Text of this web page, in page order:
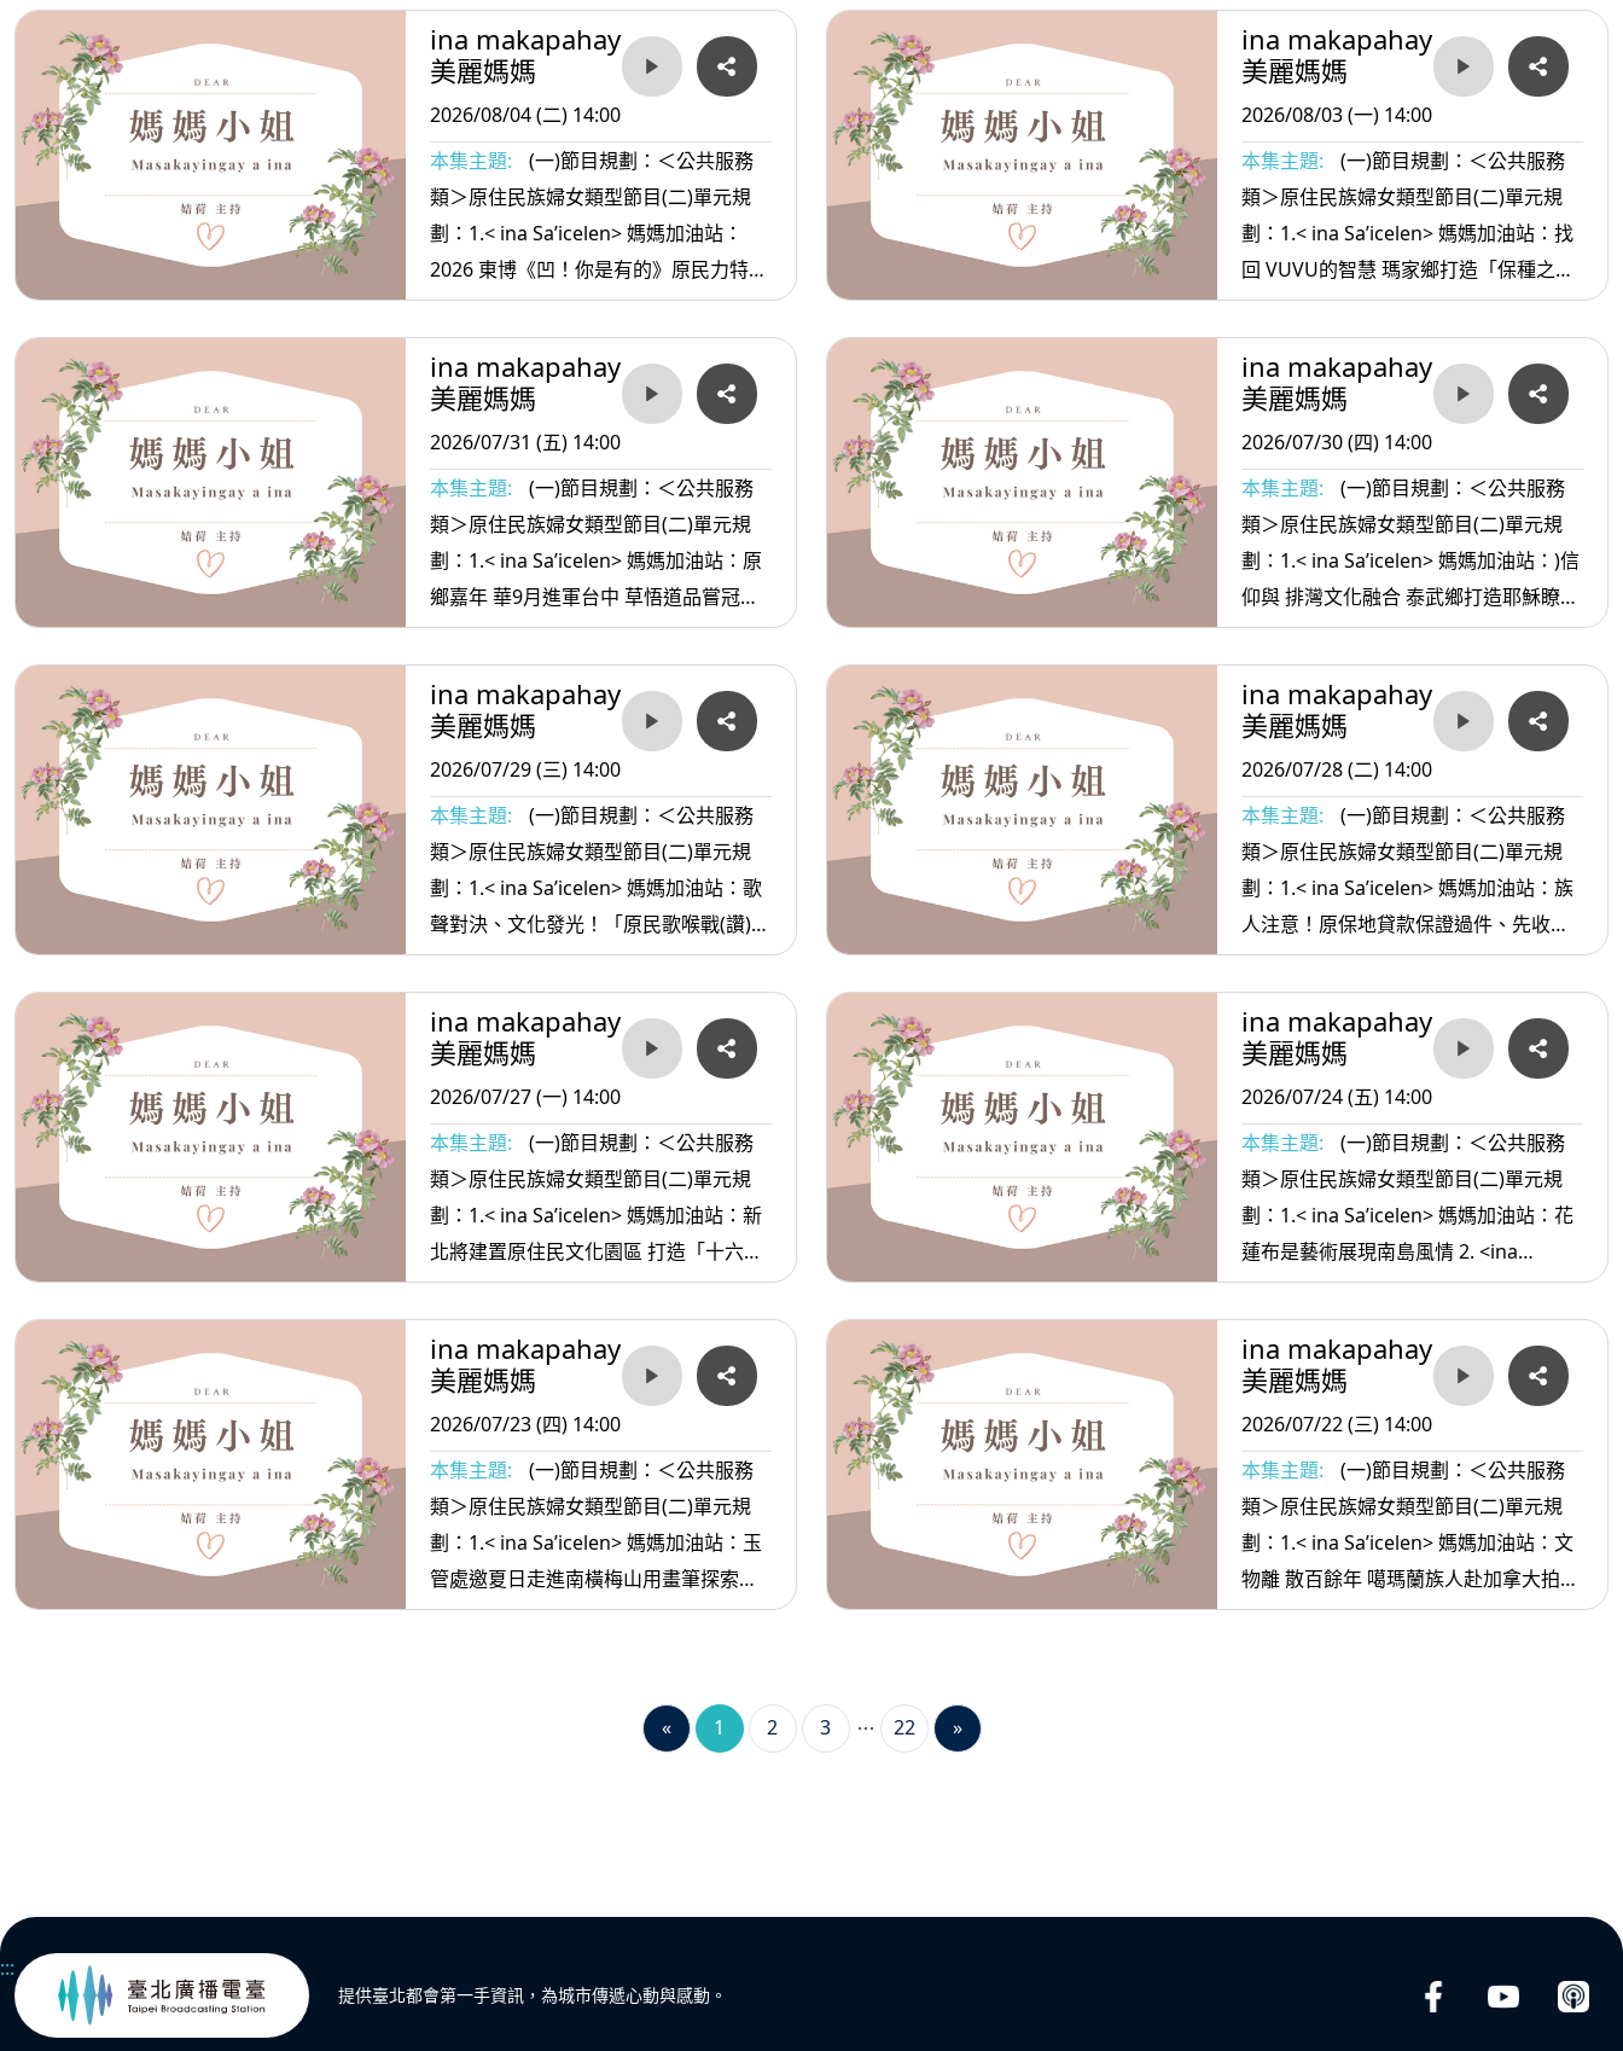
oradiw> 媽媽愛唱歌：他的日子+勇敢
3.< ina Masa’sa >媽媽放輕鬆:情緒穩定
的方法
字+守著你 3.< ina Masa’sa >媽媽放輕
鬆:當你越來越順利時
ina makapahay
美麗媽媽
2026/08/04 (二) 14:00
本集主題:
(一)節目規劃：＜公共服務
類＞原住民族婦女類型節目(二)單元規
劃：1.< ina Sa’icelen> 媽媽加油站：
2026 東博《凹！你是有的》原民力特展
用AI音樂 與共創席捲台東夏天 2. <ina
oradiw> 媽媽愛唱歌：你是誰的孩子+聚
會歌 3.< ina Masa’sa >媽媽放輕鬆:夫 妻
之間對話很重要
ina makapahay
美麗媽媽
2026/08/03 (一) 14:00
本集主題:
(一)節目規劃：＜公共服務
類＞原住民族婦女類型節目(二)單元規
劃：1.< ina Sa’icelen> 媽媽加油站：找
回 VUVU的智慧 瑪家鄉打造「保種之鄉
2. <ina oradiw> 媽媽愛唱歌:像帽子一樣
+花 3.< ina Masa’sa >媽媽放輕鬆:別委
屈 自己
ina makapahay
美麗媽媽
2026/07/31 (五) 14:00
本集主題:
(一)節目規劃：＜公共服務
類＞原住民族婦女類型節目(二)單元規
劃：1.< ina Sa’icelen> 媽媽加油站：原
鄉嘉年 華9月進軍台中 草悟道品嘗冠軍
段木菇 2. <ina oradiw> 媽媽愛唱歌：痛
啊痛+父親的父親 3.< ina Masa’sa >媽
媽放輕鬆:一生都還不完的人情
ina makapahay
美麗媽媽
2026/07/30 (四) 14:00
本集主題:
(一)節目規劃：＜公共服務
類＞原住民族婦女類型節目(二)單元規
劃：1.< ina Sa’icelen> 媽媽加油站：)信
仰與 排灣文化融合 泰武鄉打造耶穌瞭望
台 部落新地標 2. <ina oradiw> 媽媽愛
唱歌：大小獵人+大樹 3.< ina Masa’sa
>媽媽放輕鬆:朋友要慎選
ina makapahay
美麗媽媽
2026/07/29 (三) 14:00
本集主題:
(一)節目規劃：＜公共服務
類＞原住民族婦女類型節目(二)單元規
劃：1.< ina Sa’icelen> 媽媽加油站：歌
聲對決、文化發光！「原民歌喉戰(讚)」
熱血開唱 串聯谷關原民市集與原流新創
聚落 打造原民文化產業新舞台 2. <ina
oradiw> 媽媽愛唱歌：母親的話+-兒時
路 3.< ina Masa’sa >媽媽放輕鬆:不要深
交的朋友
ina makapahay
美麗媽媽
2026/07/28 (二) 14:00
本集主題:
(一)節目規劃：＜公共服務
類＞原住民族婦女類型節目(二)單元規
劃：1.< ina Sa’icelen> 媽媽加油站：族
人注意！原保地貸款保證過件、先收費
都是詐騙 2. <ina oradiw> 媽媽愛唱歌：
美麗的茉莉花+如果只如果 3.< ina
Masa’sa >媽媽放輕鬆:人的磁場很奇怪
ina makapahay
美麗媽媽
2026/07/27 (一) 14:00
本集主題:
(一)節目規劃：＜公共服務
類＞原住民族婦女類型節目(二)單元規
劃：1.< ina Sa’icelen> 媽媽加油站：新
北將建置原住民文化園區 打造「十六族
文化村」 2. <ina oradiw> 媽媽愛唱歌：
御風而行+河岸 3.< ina Masa’sa >媽媽
放輕鬆:好運的人
ina makapahay
美麗媽媽
2026/07/24 (五) 14:00
本集主題:
(一)節目規劃：＜公共服務
類＞原住民族婦女類型節目(二)單元規
劃：1.< ina Sa’icelen> 媽媽加油站：花
蓮布是藝術展現南島風情 2. <ina
oradiw> 媽媽愛唱歌：海洋到底+彩虹
3.< ina Masa’sa >媽媽放輕鬆:真正強大
的人
ina makapahay
美麗媽媽
2026/07/23 (四) 14:00
本集主題:
(一)節目規劃：＜公共服務
類＞原住民族婦女類型節目(二)單元規
劃：1.< ina Sa’icelen> 媽媽加油站：玉
管處邀夏日走進南橫梅山用畫筆探索自
然 2. <ina oradiw> 媽媽愛唱歌：哪什麼
ina makapahay
美麗媽媽
2026/07/22 (三) 14:00
本集主題:
(一)節目規劃：＜公共服務
類＞原住民族婦女類型節目(二)單元規
劃：1.< ina Sa’icelen> 媽媽加油站：文
物離 散百餘年 噶瑪蘭族人赴加拿大拍紀
錄片 2. <ina oradiw> 媽媽愛唱歌：回家
« 1 2 3 22 »
:::
提供臺北都會第一手資訊，為城市傳遞心動與感動。